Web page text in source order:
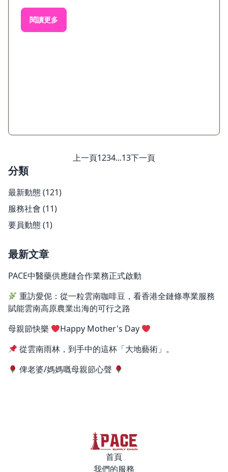
閱讀更多
上一頁1234...13下一頁
分類
最新動態(121)
服務社會 (11)
要員動態(1)
最新文章
PACE中醫藥供應鏈合作業務正式啟動
重訪愛伲：從一粒雲南咖啡豆，看香港全鏈條專業服務
賦能雲南高原農業出海的可行之路
母親節快樂
Happy Mother's Day
從雲南雨林，到手中的這杯「大地藝術」。
俾老婆/媽媽嘅母親節心聲
首頁
我們的服務